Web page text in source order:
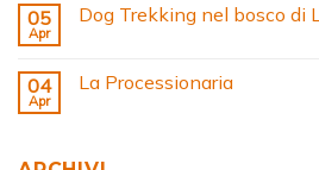
05
Apr
Dog Trekking nel bosco di
04
Apr
La Processionaria